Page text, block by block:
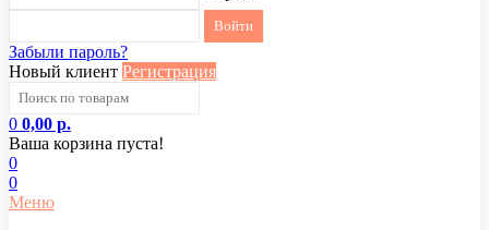
Забыли пароль?
Новый клиент Регистрация
0 0,00 р.
Ваша корзина пуста!
0
0
Меню